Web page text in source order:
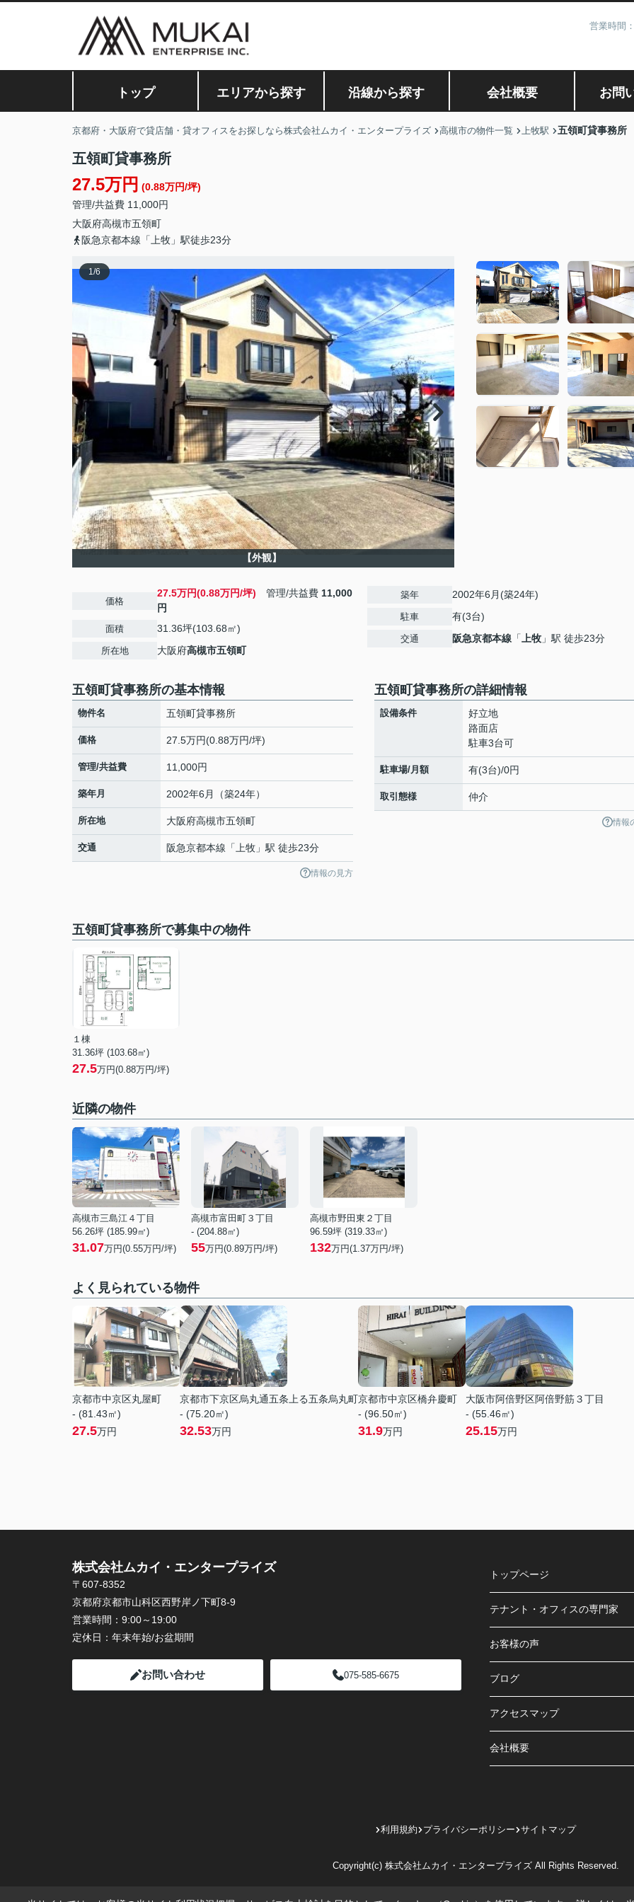
営業時間
トップ エリアから探す 沿線から探す 会社概要 お問
京都府・大阪府で貸店舗・貸オフィスをお探しなら株式会社ムカイ・エンタープライズ 高槻市の物件一覧 上牧駅 五領町貸事務所
五領町貸事務所
27.5万円 (0.88万円/坪)
管理/共益費 11,000円
大阪府高槻市五領町
阪急京都本線「上牧」駅徒歩23分
1/6
【外観】
価格
27.5万円(0.88万円/坪) 管理/共益費 11,000
円
面積 31.36坪(103.68㎡)
所在地 大阪府高槻市五領町
築年 2002年6月(築24年)
駐車 有(3台)
交通 阪急京都本線 「 上牧 」駅 徒歩23分
五領町貸事務所の基本情報
物件名 五領町貸事務所
価格 27.5万円(0.88万円/坪)
管理/共益費 11,000円
築年月 2002年6月（築24年）
所在地 大阪府高槻市五領町
交通 阪急京都本線 「 上牧 」駅 徒歩23分
情報の見方
五領町貸事務所の詳細情報
設備条件
好立地
路面店
駐車3台可
駐車場/月額 有(3台)/0円
取引態様 仲介
情報
五領町貸事務所で募集中の物件
１棟
31.36坪 (103.68㎡)
27.5万円(0.88万円/坪)
近隣の物件
高槻市三島江４丁目
56.26坪 (185.99㎡)
31.07万円(0.55万円/坪)
高槻市富田町３丁目
- (204.88㎡)
55万円(0.89万円/坪)
高槻市野田東２丁目
96.59坪 (319.33㎡)
132万円(1.37万円/坪)
よく見られている物件
京都市中京区丸屋町
- (81.43㎡)
27.5万円
京都市下京区烏丸通五条上る五条烏丸町
- (75.20㎡)
32.53万円
京都市中京区橋弁慶町
- (96.50㎡)
31.9万円
大阪市阿倍野区阿倍野筋３丁目
- (55.46㎡)
25.15万円
株式会社ムカイ・エンタープライズ
〒607-8352
京都府京都市山科区西野岸ノ下町8-9
営業時間： 9:00～19:00
定休日： 年末年始/お盆期間
お問い合わせ 075-585-6675
トップページ
テナント・オフィスの専門家
お客様の声
ブログ
アクセスマップ
会社概要
利用規約 プライバシーポリシー サイトマップ
Copyright(c) 株式会社ムカイ・エンタープライズ All Rights Reserved.